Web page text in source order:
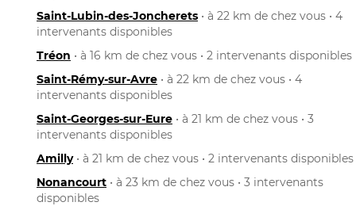
Saint-Lubin-des-Joncherets • à 22 km de chez vous • 4
intervenants disponibles
Tréon • à 16 km de chez vous • 2 intervenants disponibles
Saint-Rémy-sur-Avre • à 22 km de chez vous • 4
intervenants disponibles
Saint-Georges-sur-Eure • à 21 km de chez vous • 3
intervenants disponibles
Amilly• à 21 km de chez vous • 2 intervenants disponibles
Nonancourt • à 23 km de chez vous • 3 intervenants
disponibles